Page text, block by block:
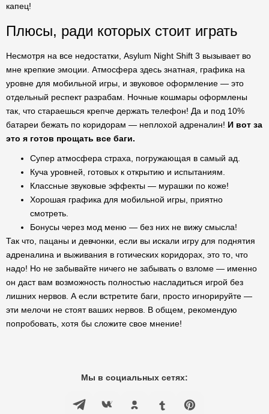
капец!
Плюсы, ради которых стоит играть
Несмотря на все недостатки, Asylum Night Shift 3 вызывает во
мне крепкие эмоции. Атмосфера здесь знатная, графика на
уровне для мобильной игры, и звуковое оформление — это
отдельный респект разрабам. Ночные кошмары оформлены
так, что стараешься крепче держать телефон! Да и под 10%
батареи бежать по коридорам — неплохой адреналин! И вот за
это я готов прощать все баги.
Супер атмосфера страха, погружающая в самый ад.
Куча уровней, готовых к открытию и испытаниям.
Классные звуковые эффекты — мурашки по коже!
Хорошая графика для мобильной игры, приятно
смотреть.
Бонусы через мод меню — без них не вижу смысла!
Так что, пацаны и девчонки, если вы искали игру для поднятия
адреналина и выживания в готических коридорах, это то, что
надо! Но не забывайте ничего не забывать о взломе — именно
он даст вам возможность полностью насладиться игрой без
лишних нервов. А если встретите баги, просто игнорируйте —
эти мелочи не стоят ваших нервов. В общем, рекомендую
попробовать, хотя бы сложите свое мнение!
Мы в социальных сетях: